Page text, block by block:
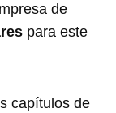
de
para este
capítulos de